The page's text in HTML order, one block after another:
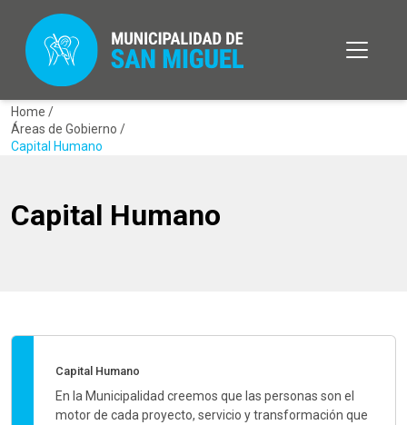
Home /
Áreas de Gobierno /
Capital Humano
Capital Humano
Capital Humano
En la Municipalidad creemos que las personas son el
motor de cada proyecto, servicio y transformación que